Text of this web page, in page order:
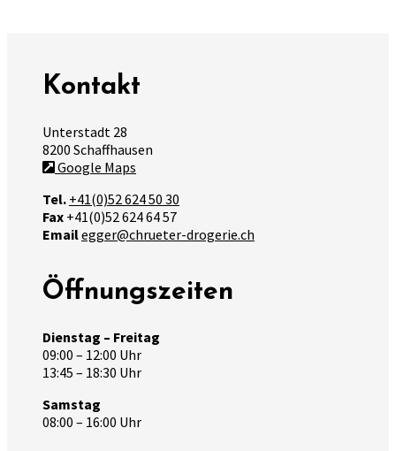
Kontakt
Unterstadt 28
8200 Schaffhausen
Google Maps
Tel. +41(0)52 624 50 30
Fax +41(0)52 624 64 57
Emailegger@chrueter-drogerie.ch
Öffnungszeiten
Dienstag – Freitag
09:00 – 12:00 Uhr
13:45 – 18:30 Uhr
Samstag
08:00 – 16:00 Uhr